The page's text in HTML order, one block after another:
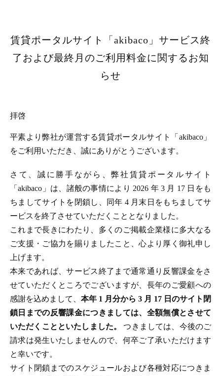
賃貸ポータルサイト「akibaco」サービス終
了および最終月のご利用料金に関するお知
らせ
拝啓
平素より弊社が運営する賃貸ポータルサイト「akibaco」
をご利用いただき、誠にありがとうございます。
さて、誠に勝手ながら、弊社賃貸ポータルサイト
「akibaco」は、諸般の事情により 2026 年 3 月 17 日をも
ちましてサイトを閉鎖し、同年 4 月末日をもちましてサ
ービスを終了させていただくこととなりました。
これまで長きにわたり、多くのご掲載企業様に多大なる
ご支援・ご協力を賜りましたこと、心より厚く御礼申し
上げます。
本来であれば、サービス終了まで通常通り反響課金をさ
せていただくところでございますが、長年のご愛顧への
感謝を込めまして、 本年 1 月分から 3 月 17 日のサイト閉
鎖日までの反響課金につきましては、全額無償とさせて
いただくことといたしました。つきましては、今後のご
請求は発生いたしませんので、何卒ご了承いただけます
と幸いです。
サイト閉鎖までのスケジュールおよび各種対応につきま